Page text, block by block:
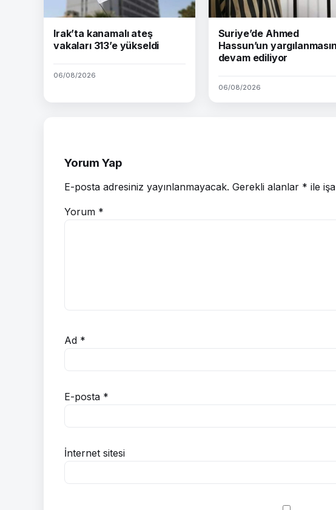
Irak’ta kanamalı ateş
vakaları 313’e yükseldi
06/08/2026
Suriye’de Ahmed
Hassun’un
devam ediliyor
06/08/2026
Yorum Yap
E-posta adresiniz yayınlanmayacak. Gerekli alanlar * ile
Yorum *
Ad *
E-posta *
İnternet sitesi